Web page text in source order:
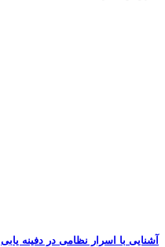
آشنایی با اسرار نظامی در دفینه یابی